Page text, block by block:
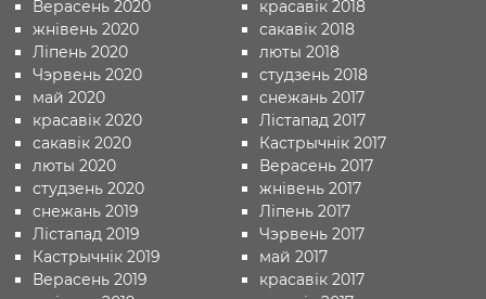
Верасень 2020
жнівень 2020
Ліпень 2020
Чэрвень 2020
май 2020
красавік 2020
сакавік 2020
люты 2020
студзень 2020
снежань 2019
Лістапад 2019
Кастрычнік 2019
Верасень 2019
красавік 2018
сакавік 2018
люты 2018
студзень 2018
снежань 2017
Лістапад 2017
Кастрычнік 2017
Верасень 2017
жнівень 2017
Ліпень 2017
Чэрвень 2017
май 2017
красавік 2017